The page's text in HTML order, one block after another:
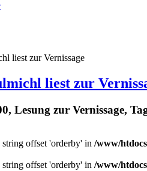
liest zur
Lesung zur Vernissage,
string offset 'orderby' in /www/
string offset 'orderby' in /www/